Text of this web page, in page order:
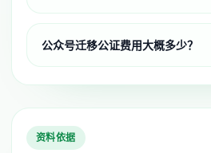
公众号迁移公证费用大概多少？
资料依据